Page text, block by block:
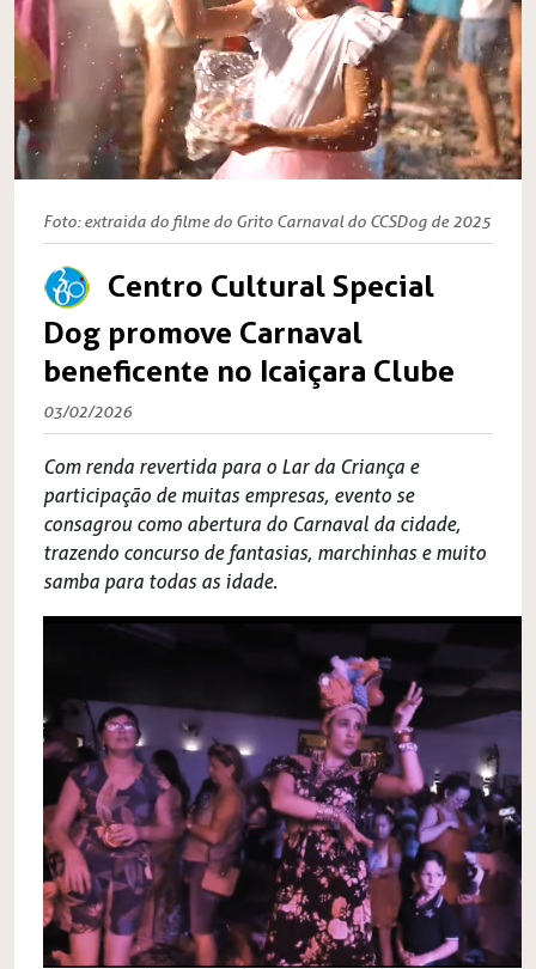
Foto: extraida do filme do Grito Carnaval do CCSDog de 2025
Centro Cultural Special
Dog promove Carnaval
beneficente no Icaiçara Clube
03/02/2026
Com renda revertida para o Lar da Criança e
participação de muitas empresas, evento se
consagrou como abertura do Carnaval da cidade,
trazendo concurso de fantasias, marchinhas e muito
samba para todas as idade.